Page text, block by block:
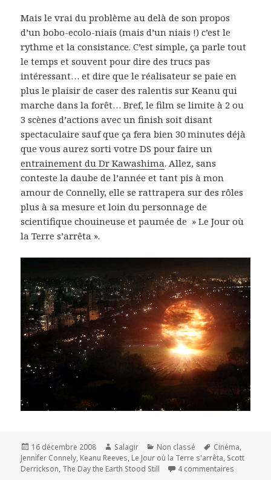
Mais le vrai du problème au delà de son propos
d’un bobo-ecolo-niais (mais d’un niais !) c’est le
rythme et la consistance. C’est simple, ça parle tout
le temps et souvent pour dire des trucs pas
intéressant… et dire que le réalisateur se paie en
plus le plaisir de caser des ralentis sur Keanu qui
marche dans la forêt… Bref, le film se limite à 2 ou
3 scènes d’actions avec un finish soit disant
spectaculaire sauf que ça fera bien 30 minutes déjà
que vous aurez sorti votre DS pour faire un
entrainement du Dr Kawashima. Allez, sans
conteste la daube de l’année et tant pis à mon
amour de Connelly, elle se rattrapera sur des rôles
plus à sa mesure et loin du personnage de
scientifique chouineuse et paumée de » Le Jour où
la Terre s’arrêta ».
Publié
le
16 décembre 2008 Auteur
Salagir Catégories
Non classé
Mots-
clés
Cinéma,
Jennifer Connely, Keanu Reeves, Le Jour où la Terre s'arrêta, Scott
Derrickson, The Day the Earth Stood Still 4 commentaires